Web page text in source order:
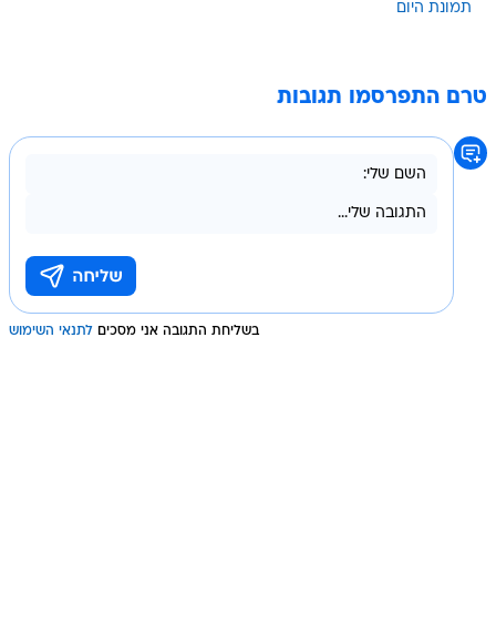
תמונת היום
טרם התפרסמו תגובות
בשליחת התגובה אני מסכים לתנאי השימוש